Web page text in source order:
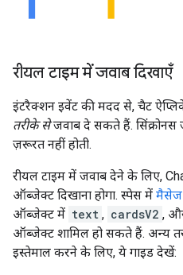
रीयल टाइम में जवाब दिखाएँ
इंटरैक्शन इवेंट की मदद से, चैट
तरीके सेजवाब दे सकते हैं. सिंक्रोनस
ज़रूरत नहीं होती.
रीयल टाइम में जवाब देने के लिए,
ऑब्जेक्ट दिखाना होगा. स्पेस में मैसेज
ऑब्जेक्ट में text , cardsV2 ,
ऑब्जेक्ट शामिल हो सकते हैं. अन्य
इस्तेमाल करने के लिए, ये गाइड देखें: